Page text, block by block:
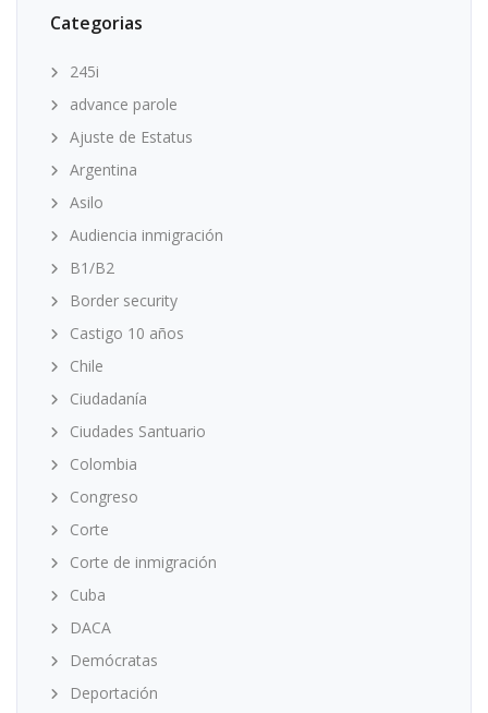
Categorias
245i
advance parole
Ajuste de Estatus
Argentina
Asilo
Audiencia inmigración
B1/B2
Border security
Castigo 10 años
Chile
Ciudadanía
Ciudades Santuario
Colombia
Congreso
Corte
Corte de inmigración
Cuba
DACA
Demócratas
Deportación